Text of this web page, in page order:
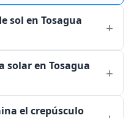
sol en Tosagua
solar en Tosagua
el crepúsculo